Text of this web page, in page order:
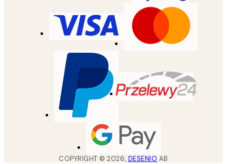
COPYRIGHT ©2026, DESENIO AB